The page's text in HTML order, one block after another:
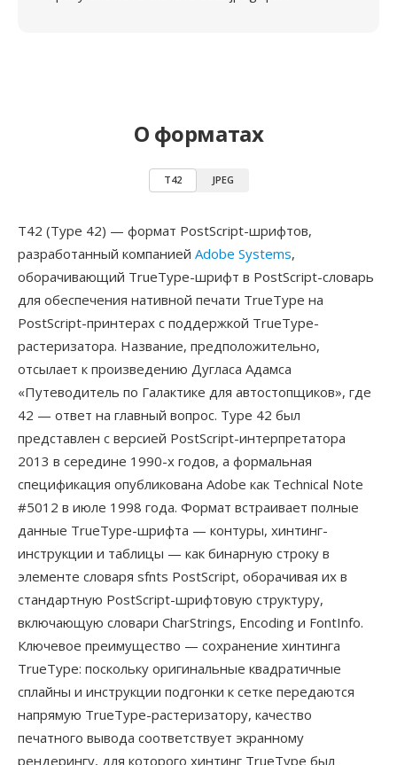
О форматах
T42 JPEG
T42 (Type 42) — формат PostScript-шрифтов,
разработанный компанией Adobe Systems,
оборачивающий TrueType-шрифт в PostScript-словарь
для обеспечения нативной печати TrueType на
PostScript-принтерах с поддержкой TrueType-
растеризатора. Название, предположительно,
отсылает к произведению Дугласа Адамса
«Путеводитель по Галактике для автостопщиков», где
42 — ответ на главный вопрос. Type 42 был
представлен с версией PostScript-интерпретатора
2013 в середине 1990-х годов, а формальная
спецификация опубликована Adobe как Technical Note
#5012 в июле 1998 года. Формат встраивает полные
данные TrueType-шрифта — контуры, хинтинг-
инструкции и таблицы — как бинарную строку в
элементе словаря sfnts PostScript, оборачивая их в
стандартную PostScript-шрифтовую структуру,
включающую словари CharStrings, Encoding и FontInfo.
Ключевое преимущество — сохранение хинтинга
TrueType: поскольку оригинальные квадратичные
сплайны и инструкции подгонки к сетке передаются
напрямую TrueType-растеризатору, качество
печатного вывода соответствует экранному
рендерингу, для которого хинтинг TrueType был